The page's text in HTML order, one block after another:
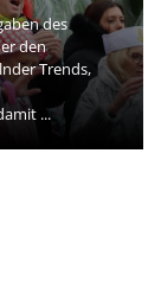
des
den
Trends,
...